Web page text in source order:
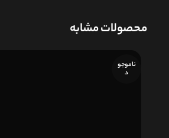
محصولات مشابه
ناموجو
د